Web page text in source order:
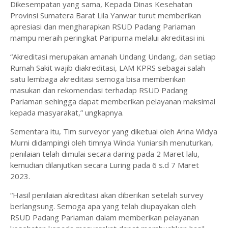
Dikesempatan yang sama, Kepada Dinas Kesehatan
Provinsi Sumatera Barat Lila Yanwar turut memberikan
apresiasi dan mengharapkan RSUD Padang Pariaman
mampu meraih peringkat Paripurna melalui akreditasi ini.
“Akreditasi merupakan amanah Undang Undang, dan setiap
Rumah Sakit wajib diakreditasi, LAM KPRS sebagai salah
satu lembaga akreditasi semoga bisa memberikan
masukan dan rekomendasi terhadap RSUD Padang
Pariaman sehingga dapat memberikan pelayanan maksimal
kepada masyarakat,” ungkapnya.
Sementara itu, Tim surveyor yang diketuai oleh Arina Widya
Murni didampingi oleh timnya Winda Yuniarsih menuturkan,
penilaian telah dimulai secara daring pada 2 Maret lalu,
kemudian dilanjutkan secara Luring pada 6 s.d 7 Maret
2023.
“Hasil penilaian akreditasi akan diberikan setelah survey
berlangsung. Semoga apa yang telah diupayakan oleh
RSUD Padang Pariaman dalam memberikan pelayanan